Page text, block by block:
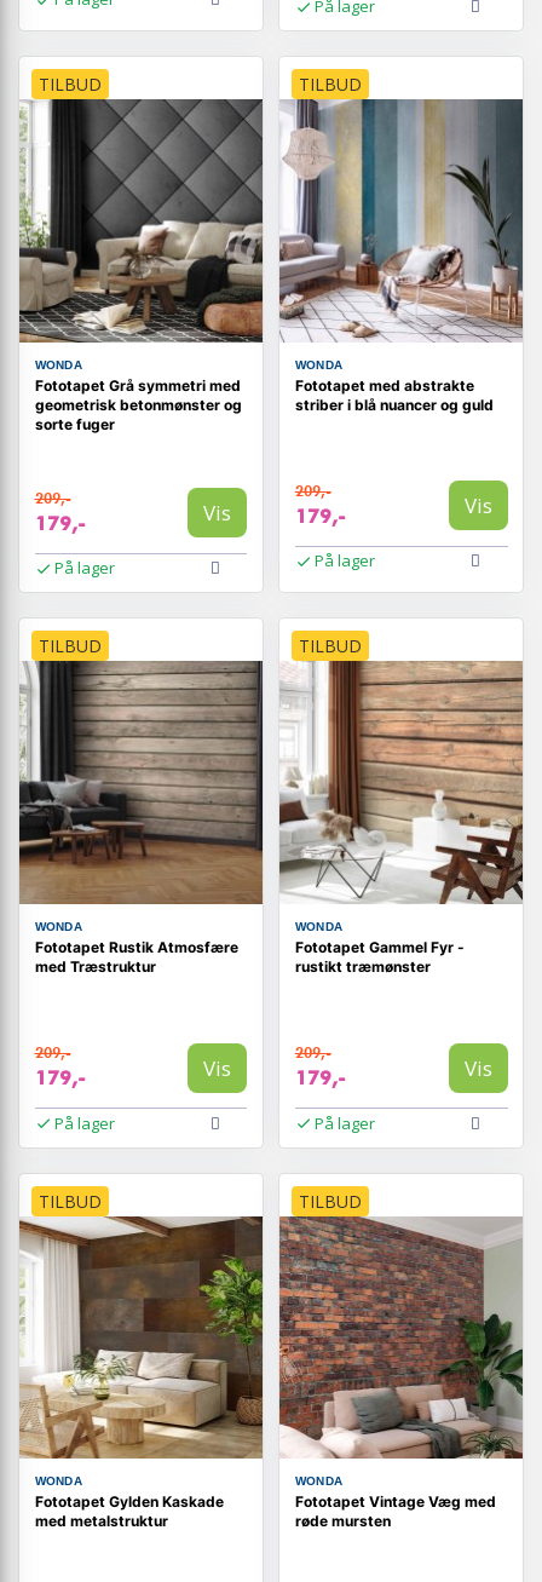
På lager
TILBUD
WONDA
Fototapet Grå symmetri med
geometrisk betonmønster og
sorte fuger
209,-
179,- Vis
På lager
TILBUD
WONDA
Fototapet med abstrakte
striber i blå nuancer og guld
209,-
179,- Vis
På lager
TILBUD
WONDA
Fototapet Rustik Atmosfære
med Træstruktur
209,-
179,- Vis
På lager
TILBUD
WONDA
Fototapet Gammel Fyr -
rustikt træmønster
209,-
179,- Vis
På lager
TILBUD
WONDA
Fototapet Gylden Kaskade
med metalstruktur
TILBUD
WONDA
Fototapet Vintage Væg med
røde mursten